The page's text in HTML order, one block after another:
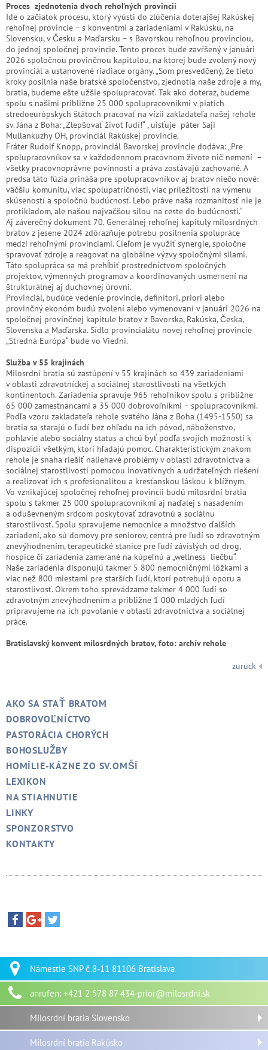
Proces zjednotenia dvoch rehoľných provincií
Ide o začiatok procesu, ktorý vyústi do zlúčenia doterajšej Rakúskej
rehoľnej provincie – s konventmi a zariadeniami v Rakúsku, na
Slovensku, v Česku a Maďarsku – s Bavorskou rehoľnou provinciou,
do jednej spoločnej provincie. Tento proces bude zavŕšený v januári
2026 spoločnou provinčnou kapitulou, na ktorej bude zvolený nový
provinciál a ustanovené riadiace orgány. „Som presvedčený, že tieto
kroky posilnia naše bratské spoločenstvo, zjednotia naše zdroje a my,
bratia, budeme ešte užšie spolupracovať. Tak ako doteraz, budeme
spolu s našimi približne 25 000 spolupracovníkmi v piatich
stredoeurópskych štátoch pracovať na vízii zakladateľa našej rehole
sv. Jána z Boha: „Zlepšovať život ľudí!“ , uisťuje páter Saji
Mullankuzhy OH, provinciál Rakúskej provincie.
Fráter Rudolf Knopp, provinciál Bavorskej provincie dodáva: „Pre
spolupracovníkov sa v každodennom pracovnom živote nič nemení –
všetky pracovnoprávne povinnosti a práva zostávajú zachované. A
predsa táto fúzia prináša pre spolupracovníkov aj bratov niečo nové:
väčšiu komunitu, viac spolupatričnosti, viac príležitostí na výmenu
skúseností a spoločnú budúcnosť. Lebo práve naša rozmanitosť nie je
protikladom, ale našou najväčšou silou na ceste do budúcnosti.“
Aj záverečný dokument 70. Generálnej rehoľnej kapituly milosrdných
bratov z jesene 2024 zdôrazňuje potrebu posilnenia spolupráce
medzi rehoľnými provinciami. Cieľom je využiť synergie, spoločne
spravovať zdroje a reagovať na globálne výzvy spoločnými silami.
Táto spolupráca sa má prehĺbiť prostredníctvom spoločných
projektov, výmenných programov a koordinovaných usmernení na
štrukturálnej aj duchovnej úrovni.
Provinciál, budúce vedenie provincie, definítori, priori alebo
provinčný ekonóm budú zvolení alebo vymenovaní v januári 2026 na
spoločnej provinčnej kapitule bratov z Bavorska, Rakúska, Česka,
Slovenska a Maďarska. Sídlo provincialátu novej rehoľnej provincie
„Stredná Európa“ bude vo Viedni.
Služba v 55 krajinách
Milosrdní bratia sú zastúpení v 55 krajinách so 439 zariadeniami
v oblasti zdravotníckej a sociálnej starostlivosti na všetkých
kontinentoch. Zariadenia spravuje 965 rehoľníkov spolu s približne
65 000 zamestnancami a 35 000 dobrovoľníkmi – spolupracovníkmi.
Podľa vzoru zakladateľa rehole svätého Jána z Boha (1495-1550) sa
bratia sa starajú o ľudí bez ohľadu na ich pôvod, náboženstvo,
pohlavie alebo sociálny status a chcú byť podľa svojich možností k
dispozícii všetkým, ktorí hľadajú pomoc. Charakteristickým znakom
rehole je snaha riešiť naliehavé problémy v oblasti zdravotníctva a
sociálnej starostlivosti pomocou inovatívnych a udržateľných riešení
a realizovať ich s profesionalitou a kresťanskou láskou k blížnym.
Vo vznikajúcej spoločnej rehoľnej provincii budú milosrdní bratia
spolu s takmer 25 000 spolupracovníkmi aj naďalej s nasadením
a oduševneným srdcom poskytovať zdravotnú a sociálnu
starostlivosť. Spolu spravujeme nemocnice a množstvo ďalších
zariadení, ako sú domovy pre seniorov, centrá pre ľudí so zdravotným
znevýhodnením, terapeutické stanice pre ľudí závislých od drog,
hospice či zariadenia zamerané na kúpeľnú a „wellness liečbu“.
Naše zariadenia disponujú takmer 5 800 nemocničnými lôžkami a
viac než 800 miestami pre starších ľudí, ktorí potrebujú oporu a
starostlivosť. Okrem toho sprevádzame takmer 4 000 ľudí so
zdravotným znevýhodnením a približne 1 000 mladých ľudí
pripravujeme na ich povolanie v oblasti zdravotníctva a sociálnej
práce.
Bratislavský konvent milosrdných bratov, foto: archív rehole
zurück
AKO SA STAŤ BRATOM
DOBROVOĽNÍCTVO
PASTORÁCIA CHORÝCH
BOHOSLUŽBY
HOMÍLIE-KÁZNE ZO SV.OMŠÍ
LEXIKON
NA STIAHNUTIE
LINKY
SPONZORSTVO
KONTAKTY
Námestie SNP č.8-11 81106 Bratislava
anrufen: +421 2 578 87 434-prior@milosrdni.sk
Milosrdní bratia Slovensko
Milosrdní bratia Rakúsko